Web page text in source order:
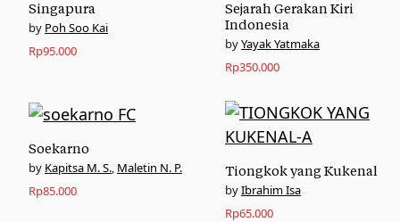
Singapura
Poh Soo Kai
Rp95.000
Sejarah Gerakan Kiri
Indonesia
Yayak Yatmaka
Rp350.000
Soekarno
Kapitsa M. S., Maletin N. P.
Rp85.000
Tiongkok yang Kukenal
Ibrahim Isa
Rp65.000